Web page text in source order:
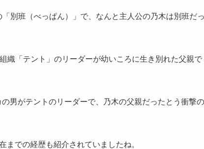
別班（べっぱん）」で、なんと主人公の乃木は別班だ
織「テント」のリーダーが幼いころに生き別れた父親で
男がテントのリーダーで、乃木の父親だったとう衝撃の
までの経歴も紹介されていましたね。